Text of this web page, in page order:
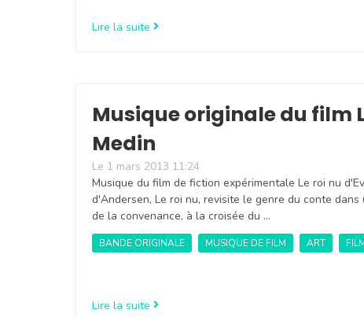
Lire la suite
Musique originale du film
Medin
Le 1 mars 2013 11:24
Musique du film de fiction expérimentale Le roi nu
d'Andersen, Le roi nu, revisite le genre du conte
de la convenance, à la croisée du …
BANDE ORIGINALE MUSIQUE DE FILM ART
Lire la suite